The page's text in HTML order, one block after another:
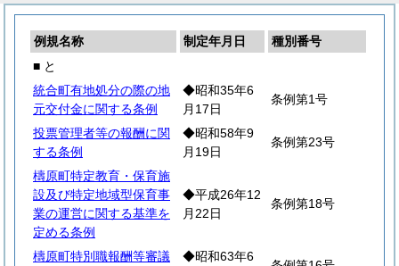
例規名称 制定年月日
種別番号
■ と
統合町有地処分の際の地
元交付金に関する条例
◆昭和35年6
月17日
条例第1号
投票管理者等の報酬に関
する条例
◆昭和58年9
月19日
条例第23号
檮原町特定教育・保育施
設及び特定地域型保育事
業の運営に関する基準を
定める条例
◆平成26年12
月22日
条例第18号
檮原町特別職報酬等審議
◆昭和63年6